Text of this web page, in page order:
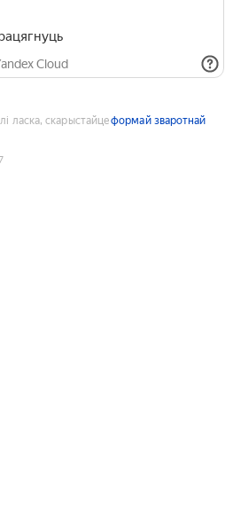
Cloud
ласка, скарыстайцеформай зваротнай